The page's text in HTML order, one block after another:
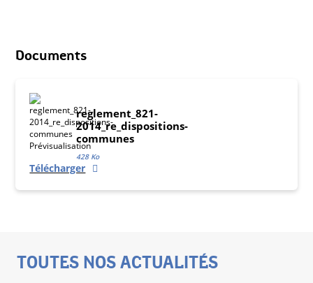
Documents
reglement_821-
2014_re_dispositions-
communes
428 Ko
Télécharger
TOUTES NOS ACTUALITÉS